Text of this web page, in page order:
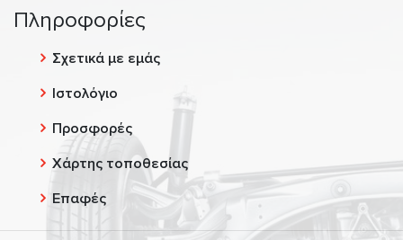
Πληροφορίες
Σχετικά με εμάς
Ιστολόγιο
Προσφορές
Χάρτης τοποθεσίας
Επαφές